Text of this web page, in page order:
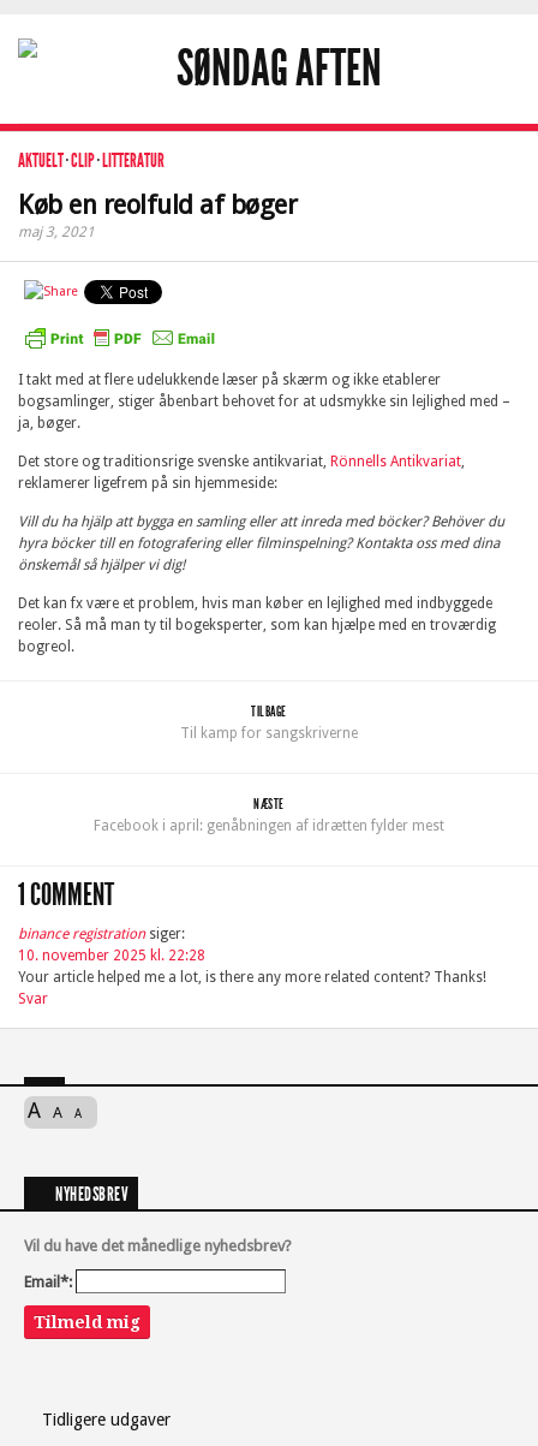
AKTUELT·CLIP·LITTERATUR
Køb en reolfuld af bøger
maj 3, 2021
I takt med at flere udelukkende læser på skærm og ikke etablerer
bogsamlinger, stiger åbenbart behovet for at udsmykke sin lejlighed med –
ja, bøger.
Det store og traditionsrige svenske antikvariat, Rönnells Antikvariat
reklamerer ligefrem på sin hjemmeside:
Vill du ha hjälp att bygga en samling eller att inreda med böcker? Behöver du
hyra böcker till en fotografering eller filminspelning? Kontakta oss med dina
önskemål så hjälper vi dig!
Det kan fx være et problem, hvis man køber en lejlighed med indbyggede
reoler. Så må man ty til bogeksperter, som kan hjælpe med en troværdig
bogreol.
TILBAGE
Til kamp for sangskriverne
NÆSTE
Facebook i april: genåbningen af idrætten fylder mest
1 COMMENT
binance registration siger:
10. november 2025 kl. 22:28
Your article helped me a lot, is there any more related content? Thanks!
Svar
A A A
NYHEDSBREV
Vil du have det månedlige nyhedsbrev?
Email*:
Tilmeld mig
Tidligere udgaver